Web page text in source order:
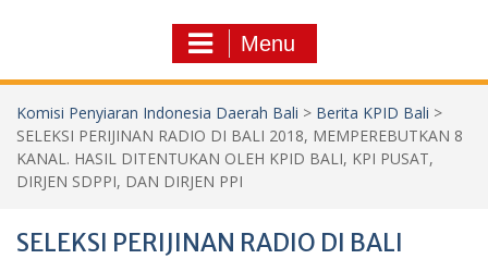
Menu
Komisi Penyiaran Indonesia Daerah Bali > Berita KPID Bali >
SELEKSI PERIJINAN RADIO DI BALI 2018, MEMPEREBUTKAN 8
KANAL. HASIL DITENTUKAN OLEH KPID BALI, KPI PUSAT,
DIRJEN SDPPI, DAN DIRJEN PPI
SELEKSI PERIJINAN RADIO DI BALI